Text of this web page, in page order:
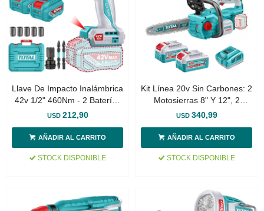
Llave De Impacto Inalámbrica
42v 1/2" 460Nm - 2 Baterías
2.0Ah, Cargador Y Maletín -
USD 212,90
STOCK DISPONIBLE
Kit Línea 20v Sin Carbones: 2
Motosierras 8" Y 12", 2
Baterías 4.0Ah
USD 340,99
STOCK DISPONIBLE